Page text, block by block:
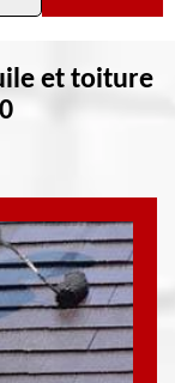
et toiture